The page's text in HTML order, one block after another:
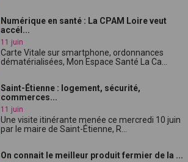
Numérique en santé : La CPAM Loire veut
accél...
11 juin
Carte Vitale sur smartphone, ordonnances
dématérialisées, Mon Espace Santé La Ca...
Saint-Étienne : logement, sécurité,
commerces...
11 juin
Une visite itinérante menée ce mercredi 10 juin
par le maire de Saint-Étienne, R...
On connait le meilleur produit fermier de la ...